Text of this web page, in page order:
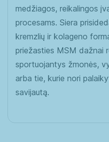
medžiagos, reikalingos
procesams. Siera
kremzlių ir kolageno
priežasties MSM dažnai
sportuojantys žmonės,
arba tie, kurie nori
savijautą.